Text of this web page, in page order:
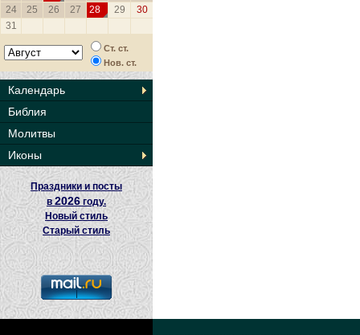
24
25 26 27 28 29
30
31
Ст. ст.
Нов. ст.
Календарь
Библия
Молитвы
Иконы
Праздники и посты
в2026 году.
Новый стиль
Старый стиль